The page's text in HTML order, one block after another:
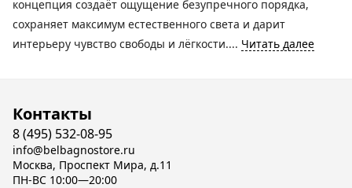
концепция создаёт ощущение безупречного порядка,
сохраняет максимум естественного света и дарит
интерьеру чувство свободы и лёгкости.... Читать далее
Контакты
8 (495) 532-08-95
info@belbagnostore.ru
Москва, Проспект Мира, д.11
ПН-ВС 10:00—20:00